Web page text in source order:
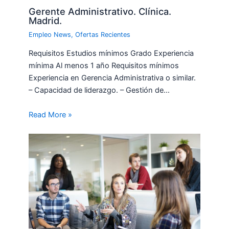
Gerente Administrativo. Clínica.
Madrid.
Empleo News,Ofertas Recientes
Requisitos Estudios mínimos Grado Experiencia
mínima Al menos 1 año Requisitos mínimos
Experiencia en Gerencia Administrativa o similar.
– Capacidad de liderazgo. – Gestión de…
Read More »